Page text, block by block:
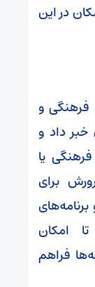
در این
فرهنگی و
داد و
یا
برای
امکان
فراهم